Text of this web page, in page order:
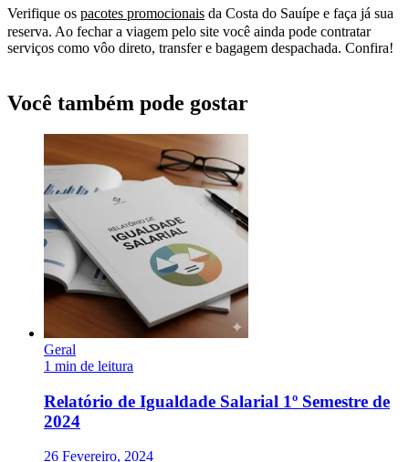
Verifique os pacotes promocionais da Costa do Sauípe e faça já sua
reserva. Ao fechar a viagem pelo site você ainda pode contratar
serviços como vôo direto, transfer e bagagem despachada. Confira!
Você também pode gostar
Geral
1 min de leitura
Relatório de Igualdade Salarial 1º Semestre de
2024
26 Fevereiro, 2024